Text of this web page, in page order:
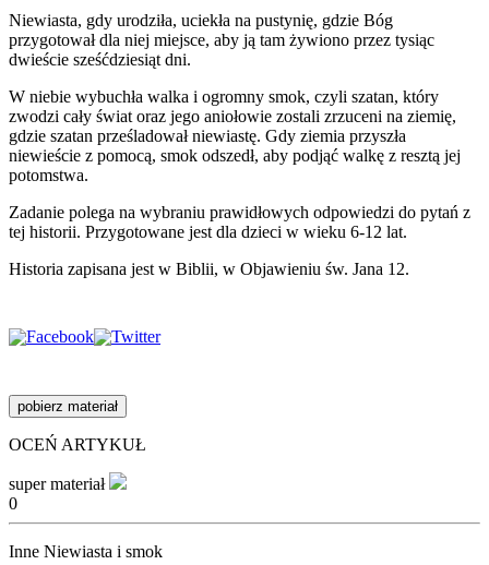
Niewiasta, gdy urodziła, uciekła na pustynię, gdzie Bóg
przygotował dla niej miejsce, aby ją tam żywiono przez tysiąc
dwieście sześćdziesiąt dni.
W niebie wybuchła walka i ogromny smok, czyli szatan, który
zwodzi cały świat oraz jego aniołowie zostali zrzuceni na ziemię,
gdzie szatan prześladował niewiastę. Gdy ziemia przyszła
niewieście z pomocą, smok odszedł, aby podjąć walkę z resztą jej
potomstwa.
Zadanie polega na wybraniu prawidłowych odpowiedzi do pytań z
tej historii. Przygotowane jest dla dzieci w wieku 6-12 lat.
Historia zapisana jest w Biblii, w Objawieniu św. Jana 12.
pobierz materiał
OCEŃ ARTYKUŁ
super materiał
0
Inne Niewiasta i smok